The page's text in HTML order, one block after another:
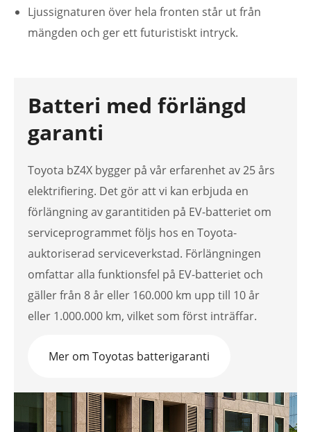
Ljussignaturen över hela fronten står ut från
mängden och ger ett futuristiskt intryck.
Batteri med förlängd
garanti
Toyota bZ4X bygger på vår erfarenhet av 25 års
elektrifiering. Det gör att vi kan erbjuda en
förlängning av garantitiden på EV-batteriet om
serviceprogrammet följs hos en Toyota-
auktoriserad serviceverkstad. Förlängningen
omfattar alla funktionsfel på EV-batteriet och
gäller från 8 år eller 160.000 km upp till 10 år
eller 1.000.000 km, vilket som först inträffar.
Mer om Toyotas batterigaranti